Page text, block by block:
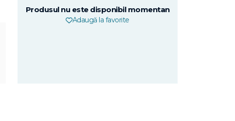
Produsul nu este disponibil momentan
Adaugă la favorite